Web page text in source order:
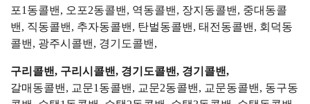
포1동콜밴, 오포2동콜밴, 역동콜밴, 장지동콜밴, 중대동콜
밴, 직동콜밴, 추자동콜밴, 탄벌동콜밴, 태전동콜밴, 회덕동
콜밴, 광주시콜밴, 경기도콜밴,
구리콜밴, 구리시콜밴, 경기도콜밴, 경기콜밴,
갈매동콜밴, 교문1동콜밴, 교문2동콜밴, 교문동콜밴, 동구동